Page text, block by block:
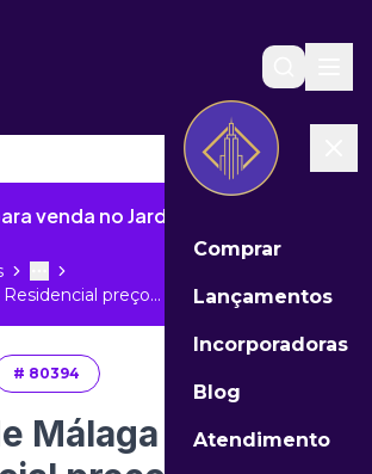
Comprar
Lançamentos
Incorporadoras
Blog
Atendimento
venda no Jardim Praia Mar de
More
Toggle menu
preço...
# 80394
Málaga